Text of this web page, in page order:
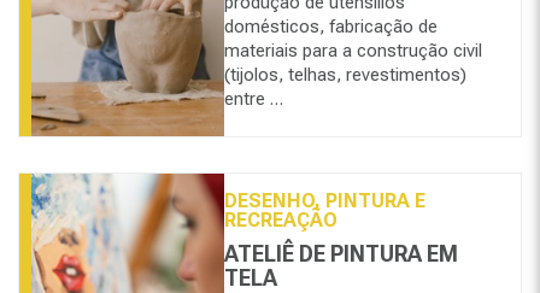
domésticos, fabricação de
materiais para a construção civil
(tijolos, telhas, revestimentos)
entre …
DESENHO, PINTURA E
RECREAÇÃO
ATELIÊ DE PINTURA EM
TELA